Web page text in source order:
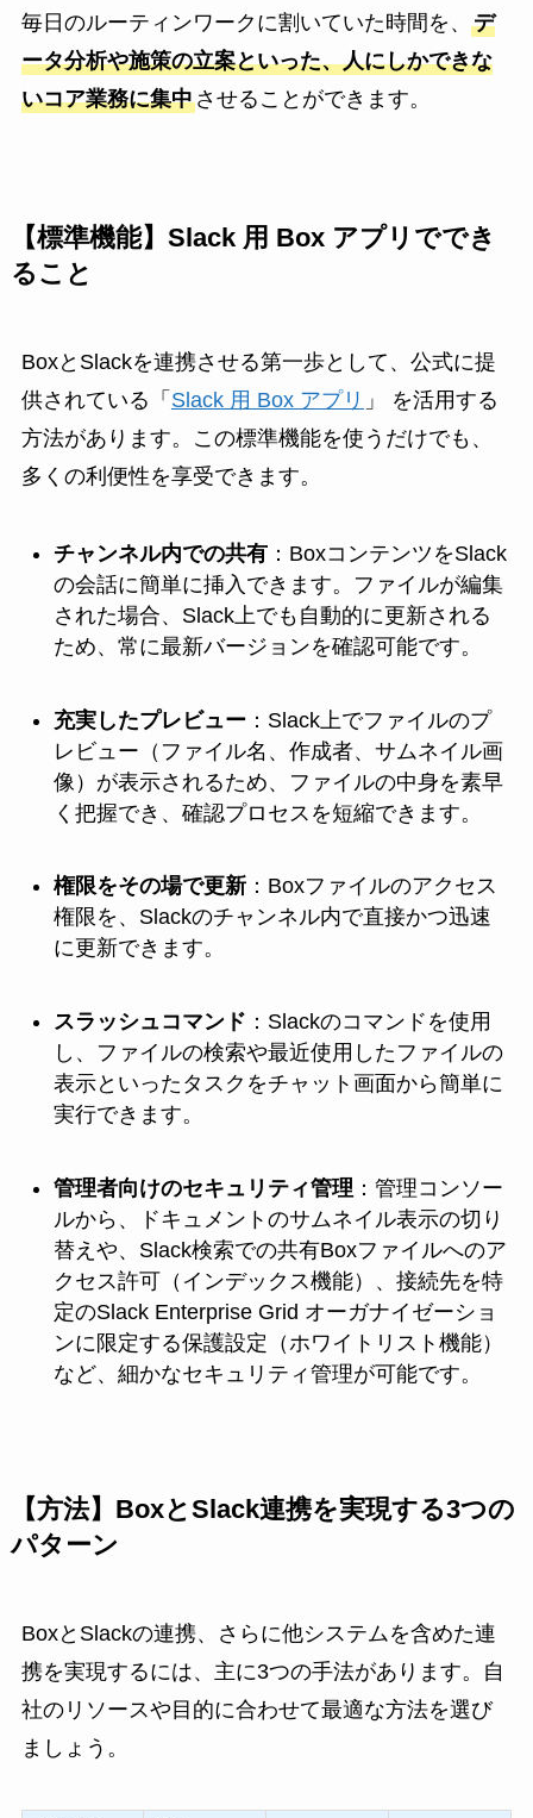
毎日のルーティンワークに割いていた時間を、 デ
ータ分析や施策の立案といった、人にしかできな
いコア業務に集中させることができます。
【標準機能】Slack 用 Box アプリででき
ること
BoxとSlackを連携させる第一歩として、公式に提
供されている「 Slack 用 Box アプリ 」 を活用する
方法があります。この標準機能を使うだけでも、
多くの利便性を享受できます。
チャンネル内での共有：BoxコンテンツをSlack
の会話に簡単に挿入できます。ファイルが編集
された場合、Slack上でも自動的に更新される
ため、常に最新バージョンを確認可能です。
充実したプレビュー：Slack上でファイルのプ
レビュー（ファイル名、作成者、サムネイル画
像）が表示されるため、ファイルの中身を素早
く把握でき、確認プロセスを短縮できます。
権限をその場で更新：Boxファイルのアクセス
権限を、Slackのチャンネル内で直接かつ迅速
に更新できます。
スラッシュコマンド ：Slackのコマンドを使用
し、ファイルの検索や最近使用したファイルの
表示といったタスクをチャット画面から簡単に
実行できます。
管理者向けのセキュリティ管理 ：管理コンソー
ルから、ドキュメントのサムネイル表示の切り
替えや、Slack検索での共有Boxファイルへのア
クセス許可（インデックス機能）、接続先を特
定のSlack Enterprise Grid オーガナイゼーショ
ンに限定する保護設定（ホワイトリスト機能）
など、細かなセキュリティ管理が可能です。
【方法】BoxとSlack連携を実現する3つの
パターン
BoxとSlackの連携、さらに他システムを含めた連
携を実現するには、主に3つの手法があります。自
社のリソースや目的に合わせて最適な方法を選び
ましょう。